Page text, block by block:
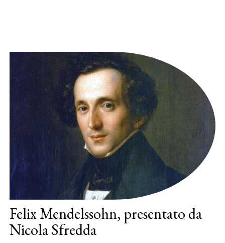
Felix Mendelssohn, presentato da
Nicola Sfredda